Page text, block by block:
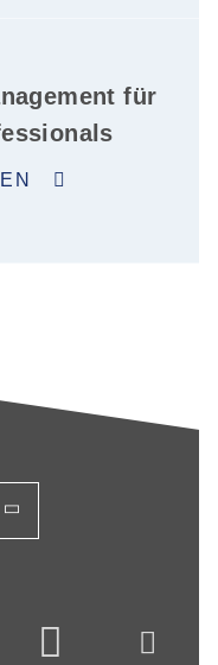
für